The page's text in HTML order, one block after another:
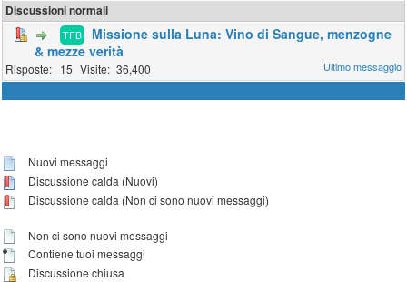
Discussioni normali
TFB
Missione sulla Luna: Vino di Sangue, menzogne
& mezze verità
15 36,400
Nuovi messaggi
Discussione calda (Nuovi)
Discussione calda (Non ci sono nuovi messaggi)
Non ci sono nuovi messaggi
Contiene tuoi messaggi
Discussione chiusa